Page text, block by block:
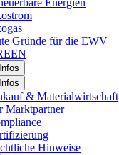
Gründe für die EWV
& Materialwirtschaft
Marktpartner
Hinweise